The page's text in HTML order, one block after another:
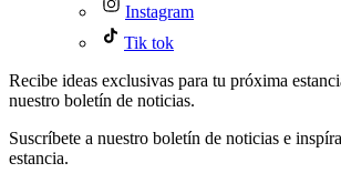
Instagram
Tik tok
Recibe ideas exclusivas para tu próxima
nuestro boletín de noticias.
Suscríbete a nuestro boletín de noticias e
estancia.